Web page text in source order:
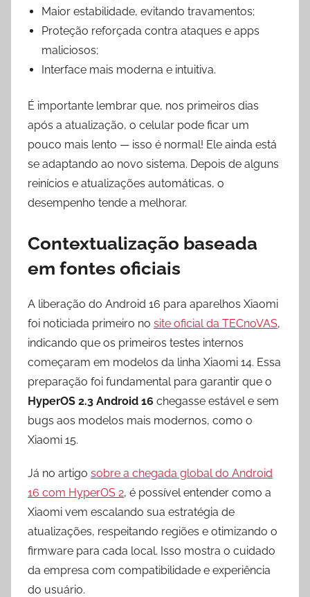
Maior estabilidade, evitando travamentos;
Proteção reforçada contra ataques e apps
maliciosos;
Interface mais moderna e intuitiva.
É importante lembrar que, nos primeiros dias
após a atualização, o celular pode ficar um
pouco mais lento — isso é normal! Ele ainda está
se adaptando ao novo sistema. Depois de alguns
reinícios e atualizações automáticas, o
desempenho tende a melhorar.
Contextualização baseada
em fontes oficiais
A liberação do Android 16 para aparelhos Xiaomi
foi noticiada primeiro no site oficial da TECnoVAS,
indicando que os primeiros testes internos
começaram em modelos da linha Xiaomi 14. Essa
preparação foi fundamental para garantir que o
HyperOS 2.3 Android 16 chegasse estável e sem
bugs aos modelos mais modernos, como o
Xiaomi 15.
Já no artigo sobre a chegada global do Android
16 com HyperOS 2, é possível entender como a
Xiaomi vem escalando sua estratégia de
atualizações, respeitando regiões e otimizando o
firmware para cada local. Isso mostra o cuidado
da empresa com compatibilidade e experiência
do usuário.